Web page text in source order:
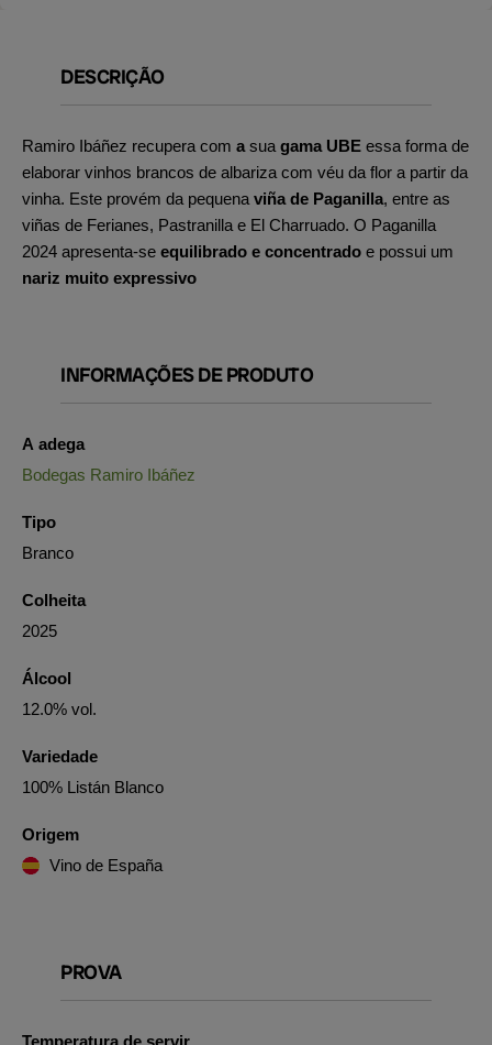
DESCRIÇÃO
Ramiro Ibáñez recupera com a sua gama UBE essa forma de
elaborar vinhos brancos de albariza com véu da flor a partir da
vinha. Este provém da pequena viña de Paganilla, entre as
viñas de Ferianes, Pastranilla e El Charruado. O Paganilla
2024 apresenta-se equilibrado e concentrado e possui um
nariz muito expressivo
INFORMAÇÕES DE PRODUTO
A adega
Bodegas Ramiro Ibáñez
Tipo
Branco
Colheita
2025
Álcool
12.0% vol.
Variedade
100% Listán Blanco
Origem
Vino de España
PROVA
Temperatura de servir